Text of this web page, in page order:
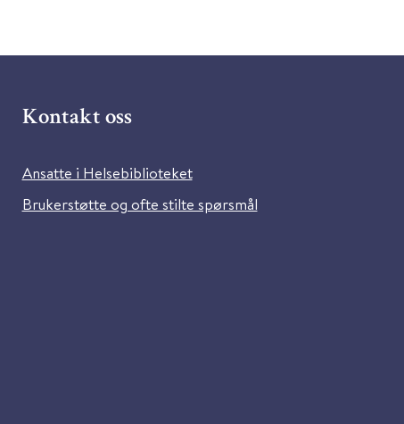
Kontakt oss
Ansatte i Helsebiblioteket
Brukerstøtte og ofte stilte spørsmål